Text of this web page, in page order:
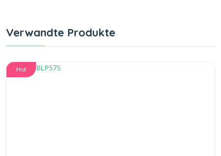
Verwandte Produkte
Hot